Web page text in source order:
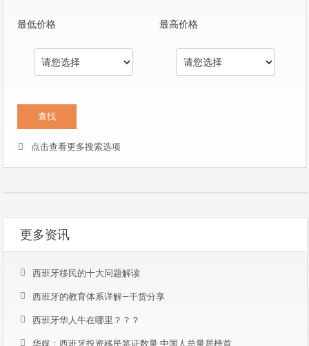
最低价格 最高价格
点击查看更多搜索选项
更多资讯
西班牙移民的十大问题解读
西班牙的教育体系详解—干货分享
西班牙华人牛在哪里？？？
华媒：西班牙投资移民签证数量 中国人总量居榜首